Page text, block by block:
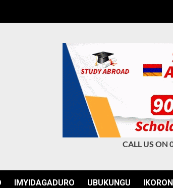
CALL US ON
IMYIDAGADURO UBUKUNGU